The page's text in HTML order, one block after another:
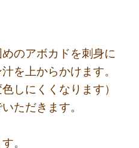
のアボカドを刺身に
を上からかけます。
しにくくなります）
ただきます。
。